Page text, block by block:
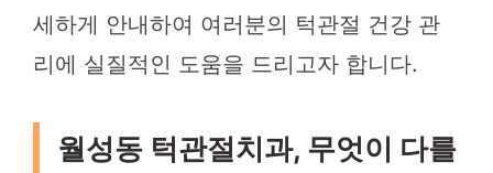
세하게 안내하여 여러분의 턱관절 건강 관
리에 실질적인 도움을 드리고자 합니다.
월성동 턱관절치과, 무엇이 다를